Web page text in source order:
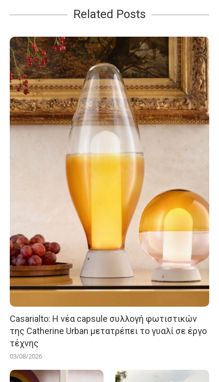
Related Posts
Casarialto: Η νέα capsule συλλογή φωτιστικών
της Catherine Urban μετατρέπει το γυαλί σε έργο
τέχνης
03/08/2026